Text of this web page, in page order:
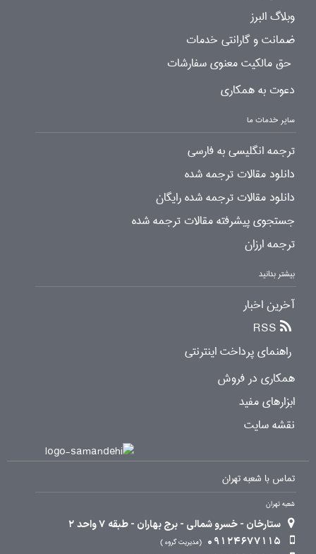
وبلاگ البرز
ضمانت و گارانتی خدمات
حق مالکیت معنوی سفارشات
دعوت به همکاری
سایر خدمات ما
ترجمه انگلیسی به فارسی
دانلود مقالات ترجمه شده
دانلود مقالات ترجمه شده رایگان
جستجوی پیشرفته مقالات ترجمه شده
ترجمه ارزان
بیشتر بدانید
آخرین اخبار
RSS
راهنمای پرداخت اینترنتی
همکاری در فروش
ابزارهای مفید
نقشه سایت
تماس با شعبه تهران
شعبه تهران
ستارخان - خسرو شمالی - برج بهاران - طبقه 7 واحد 2
09124677115
مدیریت گروه